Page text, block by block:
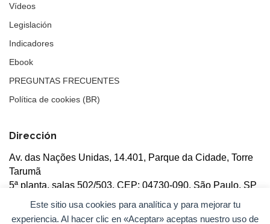
Este sitio usa cookies para analítica y para mejorar tu
experiencia. Al hacer clic en «Aceptar» aceptas nuestro uso de
Vídeos
Legislación
Indicadores
Ebook
PREGUNTAS FRECUENTES
Política de cookies (BR)
Dirección
Av. das Nações Unidas, 14.401, Parque da Cidade, Torre
Tarumã
5ª planta, salas 502/503, CEP: 04730-090, São Paulo, SP